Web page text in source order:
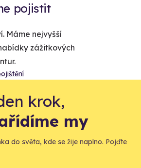
pojistit
Máme nejvyšší
zážitkových
krok,
my
do světa, kde se žije naplno. Pojďte